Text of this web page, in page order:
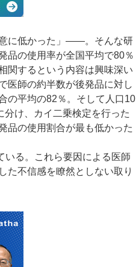
に低かった」――。そんな研
品の使用率が全国平均で80％
関するという内容は興味深い
医師の約半数が後発品に対し
の平均の82％。そして人口10
け、カイ二乗検定を行った
品の使用割合が最も低かった
る。これら要因による医師
た不信感を瞭然としない取り